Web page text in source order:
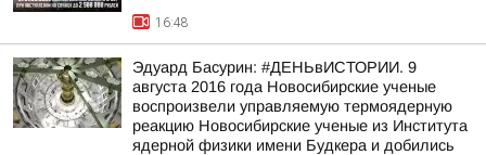
16:48
Эдуард Басурин: #ДЕНЬвИСТОРИИ. 9
августа 2016 года Новосибирские ученые
воспроизвели управляемую термоядерную
реакцию Новосибирские ученые из Института
ядерной физики имени Будкера и добились